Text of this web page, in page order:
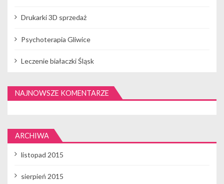
w
s
c
Drukarki 3D sprzedaż
Psychoterapia Gliwice
Leczenie białaczki Śląsk
NAJNOWSZE KOMENTARZE
ARCHIWA
listopad 2015
sierpień 2015